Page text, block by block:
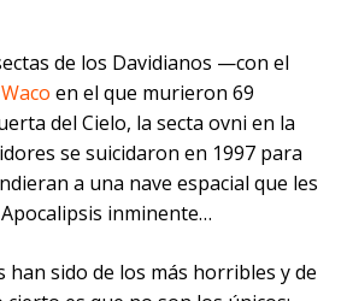
de los Davidianos —con el
en el que murieron 69
del Cielo, la secta ovni en la
se suicidaron en 1997 para
a una nave espacial que les
inminente…
han sido de los más horribles y de